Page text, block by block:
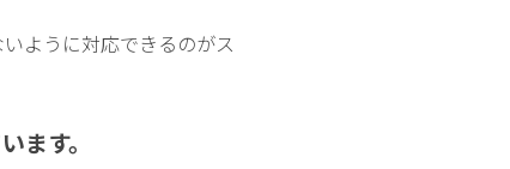
ように対応できるのがス
ます。